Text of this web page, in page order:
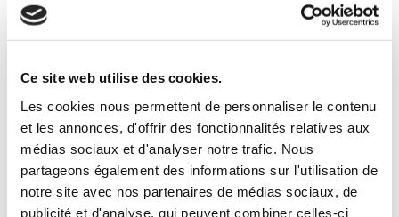
Ce site web utilise des cookies.
Les cookies nous permettent de personnaliser le contenu
et les annonces, d'offrir des fonctionnalités relatives aux
médias sociaux et d'analyser notre trafic. Nous
partageons également des informations sur l'utilisation de
notre site avec nos partenaires de médias sociaux, de
publicité et d'analyse, qui peuvent combiner celles-ci
Dans le cadre de cet hébergement IaaS,
nos clients peuvent se concentrer sur
l’exploitation de leurs applicatifs et c’est